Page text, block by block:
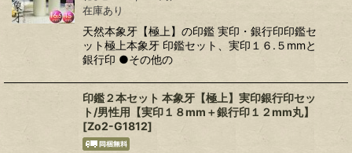
在庫あり
天然本象牙【極上】の印鑑 実印・銀行印印鑑セ
ット極上本象牙 印鑑セット、実印１６.５mmと
銀行印 ●その他の
印鑑２本セット 本象牙【極上】実印銀行印セッ
ト/男性用【実印１８mm＋銀行印１２mm丸】
[Zo2-G1812]